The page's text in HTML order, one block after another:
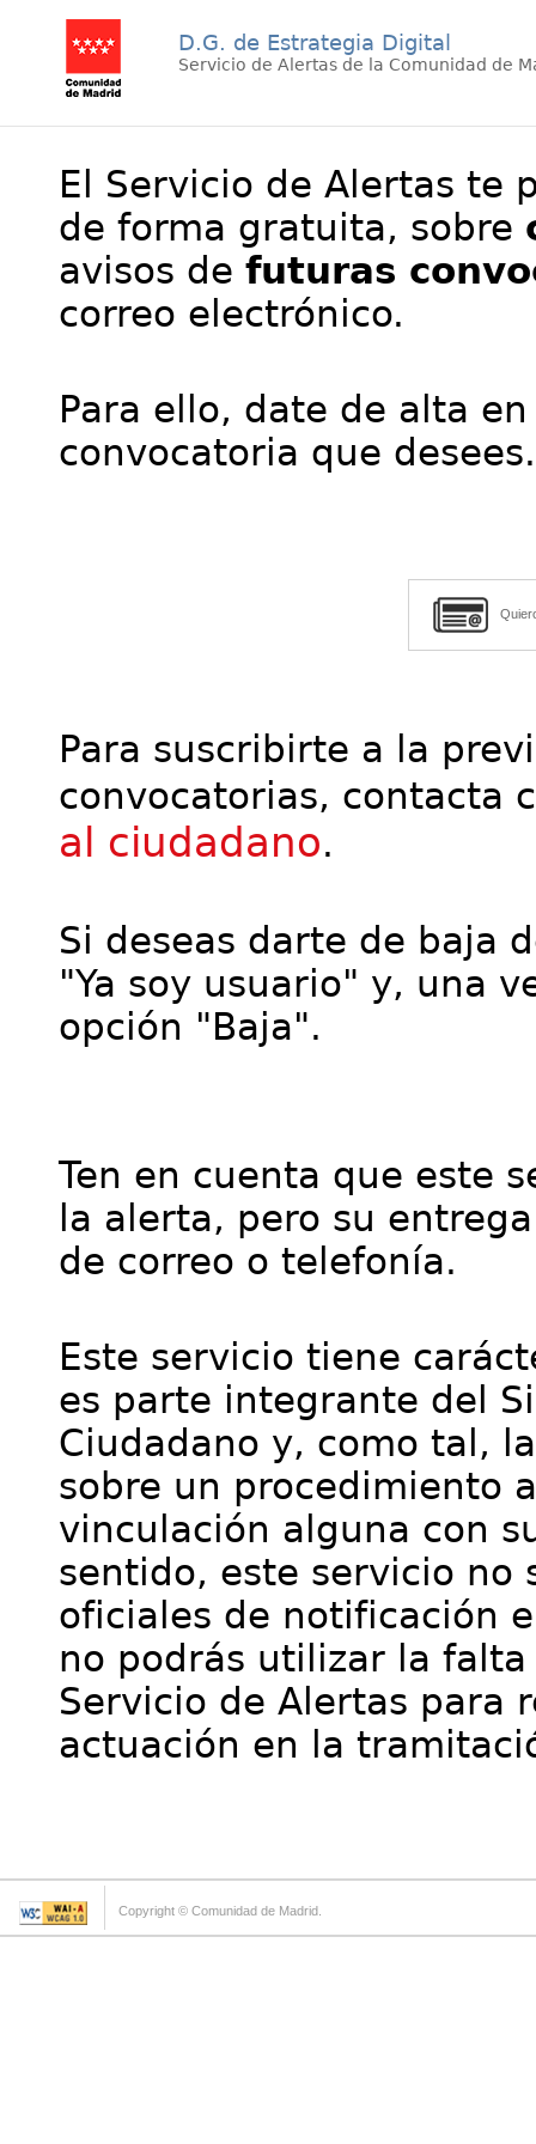
D.G. de Estrategia Digital
Servicio de Alertas de la Comunidad de
El Servicio de Alertas te
de forma gratuita, sobre
avisos de futuras
correo electrónico.
Para ello, date de alta
convocatoria que desees.
Para suscribirte a la
convocatorias, contacta
al ciudadano.
Si deseas darte de baja
"Ya soy usuario" y, una
opción "Baja".
Ten en cuenta que este
la alerta, pero su
de correo o telefonía.
Este servicio tiene
es parte integrante del
Ciudadano y, como tal,
sobre un procedimiento
vinculación alguna con
sentido, este servicio no
oficiales de notificación
no podrás utilizar la
Servicio de Alertas para
actuación en la
Copyright © Comunidad de Madrid.